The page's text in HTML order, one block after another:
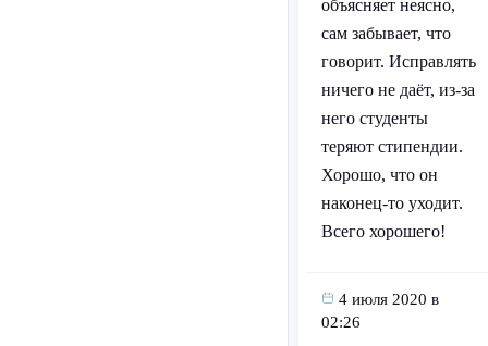
объясняет неясно,
сам забывает, что
говорит. Исправлять
ничего не даёт, из-за
него студенты
теряют стипендии.
Хорошо, что он
наконец-то уходит.
Всего хорошего!
4 июля 2020 в
02:26